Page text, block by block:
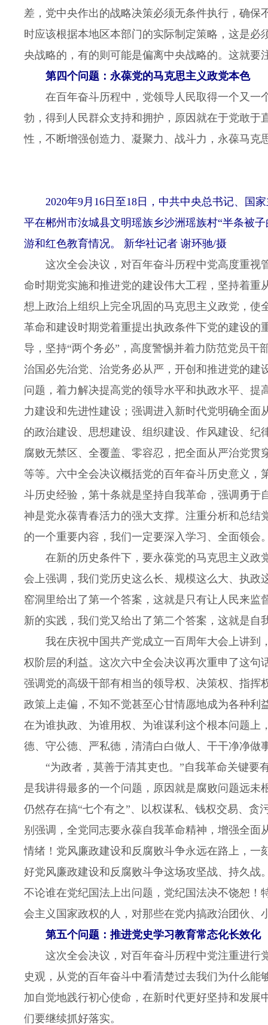
差，党中央作出的战略决策必须无条件执行，确
时应该根据本地区本部门的实际制定策略，这是
央战略的，有的则可能是偏离中央战略的。这就要
第四个问题：永葆党的马克思主义政党本色
在百年奋斗历程中，党领导人民取得一个又一
勃，得到人民群众支持和拥护，原因就在于党敢
性，不断增强创造力、凝聚力、战斗力，永葆马克
2020年9月16日至18日，中共中央总书记、国
平在郴州市汝城县文明瑶族乡沙洲瑶族村“半条被
游和红色教育情况。 新华社记者 谢环驰/摄
这次全会决议，对百年奋斗历程中党高度重视
命时期党实施和推进党的建设伟大工程，坚持着
想上政治上组织上完全巩固的马克思主义政党，
革命和建设时期党着重提出执政条件下党的建设
导，坚持“两个务必”，高度警惕并着力防范党员
治国必先治党、治党务必从严，开创和推进党的
问题，着力解决提高党的领导水平和执政水平、
力建设和先进性建设；强调进入新时代党明确全
的政治建设、思想建设、组织建设、作风建设、
腐败无禁区、全覆盖、零容忍，把全面从严治党
等等。六中全会决议概括党的百年奋斗历史意义
斗历史经验，第十条就是坚持自我革命，强调勇
神是党永葆青春活力的强大支撑。注重分析和总
的一个重要内容，我们一定要深入学习、全面领会
在新的历史条件下，要永葆党的马克思主义政
会上强调，我们党历史这么长、规模这么大、执
窑洞里给出了第一个答案，这就是只有让人民来
新的实践，我们党又给出了第二个答案，这就是自
我在庆祝中国共产党成立一百周年大会上讲到
权阶层的利益。这次六中全会决议再次重申了这
强调党的高级干部有相当的领导权、决策权、指挥
政策上走偏，不知不觉甚至心甘情愿地成为各种
在为谁执政、为谁用权、为谁谋利这个根本问题
德、守公德、严私德，清清白白做人、干干净净
“为政者，莫善于清其吏也。”自我革命关键要
是我讲得最多的一个问题，原因就是腐败问题远
仍然存在搞“七个有之”、以权谋私、钱权交易、
别强调，全党同志要永葆自我革命精神，增强全
情绪！党风廉政建设和反腐败斗争永远在路上，
好党风廉政建设和反腐败斗争这场攻坚战、持久
不论谁在党纪国法上出问题，党纪国法决不饶恕
会主义国家政权的人，对那些在党内搞政治团伙
第五个问题：推进党史学习教育常态化长效化
这次全会决议，对百年奋斗历程中党注重进行
史观，从党的百年奋斗中看清楚过去我们为什么
加自觉地践行初心使命，在新时代更好坚持和发
们要继续抓好落实。